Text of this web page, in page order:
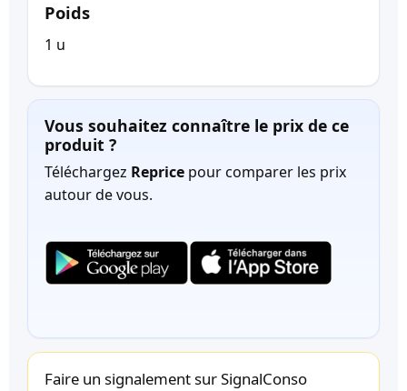
Poids
1 u
Vous souhaitez connaître le prix de ce
produit ?
Téléchargez Reprice pour comparer les prix
autour de vous.
Faire un signalement sur SignalConso